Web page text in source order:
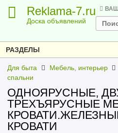
Reklama-7.ru
Доска объявлений
РАЗДЕЛЫ
Для быта Мебель, интерьер
спальни
ОДНОЯРУСНЫЕ,
ТРЕХЪЯРУСНЫЕ
КРОВАТИ